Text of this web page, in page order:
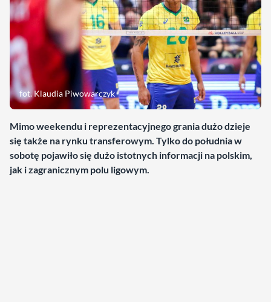
fot. Klaudia Piwowarczyk
Mimo weekendu i reprezentacyjnego grania dużo dzieje
się także na rynku transferowym. Tylko do południa w
sobotę pojawiło się dużo istotnych informacji na polskim,
jak i zagranicznym polu ligowym.